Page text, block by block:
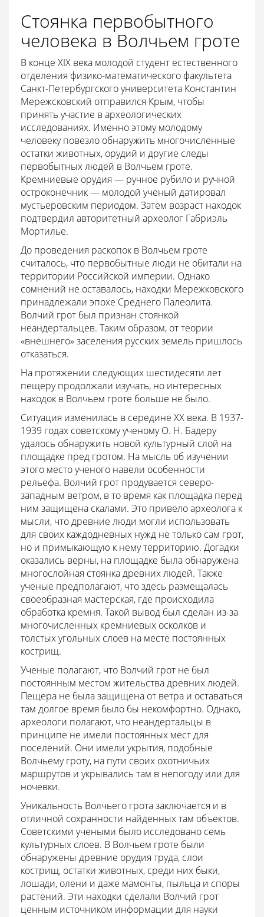
Стоянка первобытного
человека в Волчьем гроте
В конце XIX века молодой студент естественного
отделения физико-математического факультета
Санкт-Петербургского университета Константин
Мережсковский отправился Крым, чтобы
принять участие в археологических
исследованиях. Именно этому молодому
человеку повезло обнаружить многочисленные
остатки животных, орудий и другие следы
первобытных людей в Волчьем гроте.
Кремниевые орудия — ручное рубило и ручной
остроконечник — молодой ученый датировал
мустьеровским периодом. Затем возраст находок
подтвердил авторитетный археолог Габриэль
Мортилье.
До проведения раскопок в Волчьем гроте
считалось, что первобытные люди не обитали на
территории Российской империи. Однако
сомнений не оставалось, находки Мережковского
принадлежали эпохе Среднего Палеолита.
Волчий грот был признан стоянкой
неандертальцев. Таким образом, от теории
«внешнего» заселения русских земель пришлось
отказаться.
На протяжении следующих шестидесяти лет
пещеру продолжали изучать, но интересных
находок в Волчьем гроте больше не было.
Ситуация изменилась в середине XX века. В 1937-
1939 годах советскому ученому О. Н. Бадеру
удалось обнаружить новой культурный слой на
площадке пред гротом. На мысль об изучении
этого место ученого навели особенности
рельефа. Волчий грот продувается северо-
западным ветром, в то время как площадка перед
ним защищена скалами. Это привело археолога к
мысли, что древние люди могли использовать
для своих каждодневных нужд не только сам грот,
но и примыкающую к нему территорию. Догадки
оказались верны, на площадке была обнаружена
многослойная стоянка древних людей. Также
ученые предполагают, что здесь размещалась
своеобразная мастерская, где происходила
обработка кремня. Такой вывод был сделан из-за
многочисленных кремниевых осколков и
толстых угольных слоев на месте постоянных
кострищ.
Ученые полагают, что Волчий грот не был
постоянным местом жительства древних людей.
Пещера не была защищена от ветра и оставаться
там долгое время было бы некомфортно. Однако,
археологи полагают, что неандертальцы в
принципе не имели постоянных мест для
поселений. Они имели укрытия, подобные
Волчьему гроту, на пути своих охотничьих
маршрутов и укрывались там в непогоду или для
ночевки.
Уникальность Волчьего грота заключается и в
отличной сохранности найденных там объектов.
Советскими учеными было исследовано семь
культурных слоев. В Волчьем гроте были
обнаружены древние орудия труда, слои
кострищ, остатки животных, среди них быки,
лошади, олени и даже мамонты, пыльца и споры
растений. Эти находки сделали Волчий грот
ценным источником информации для науки